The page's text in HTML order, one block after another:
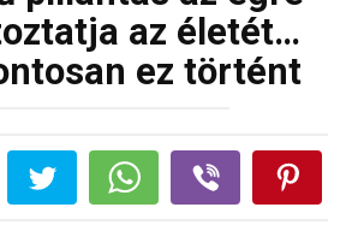
az életét…
ez történt